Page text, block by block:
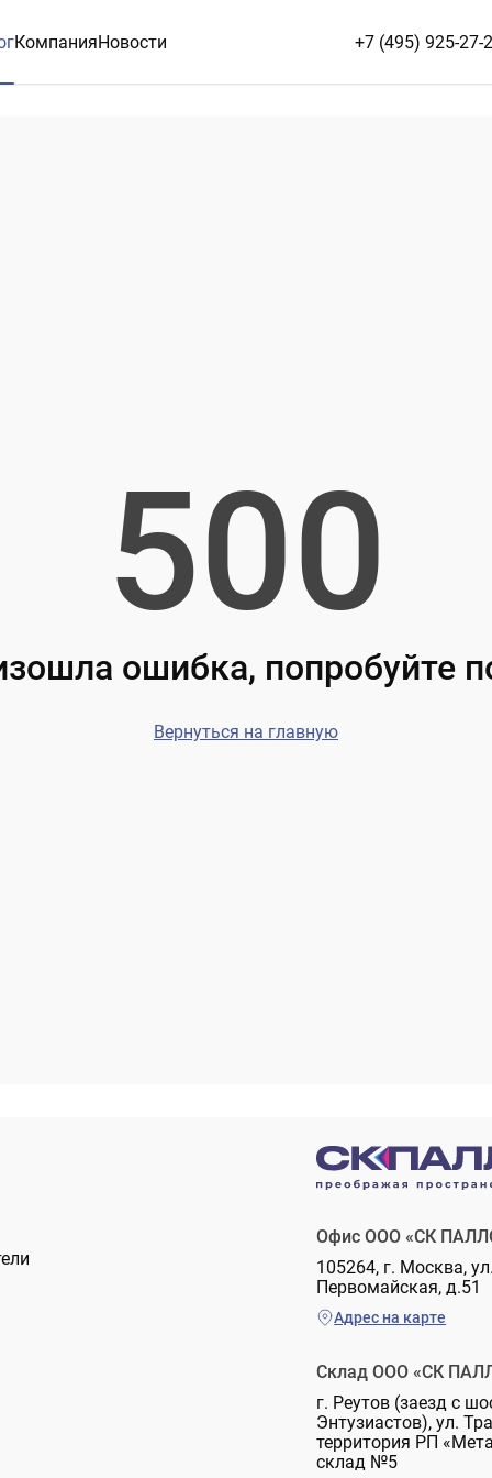
КомпанияНовости +7 (495) 925-27-
500
ошибка, попробуйте
Вернуться на главную
Офис ООО «СК
105264, г. Москва,
Первомайская, д.51
Адрес на карте
Склад ООО «СК
г. Реутов (заезд с
Энтузиастов), ул.
территория РП
склад №5